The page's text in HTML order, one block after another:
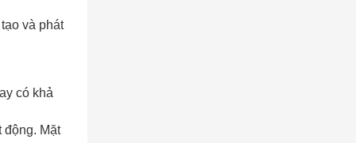
và phát
có khả
động. Mặt